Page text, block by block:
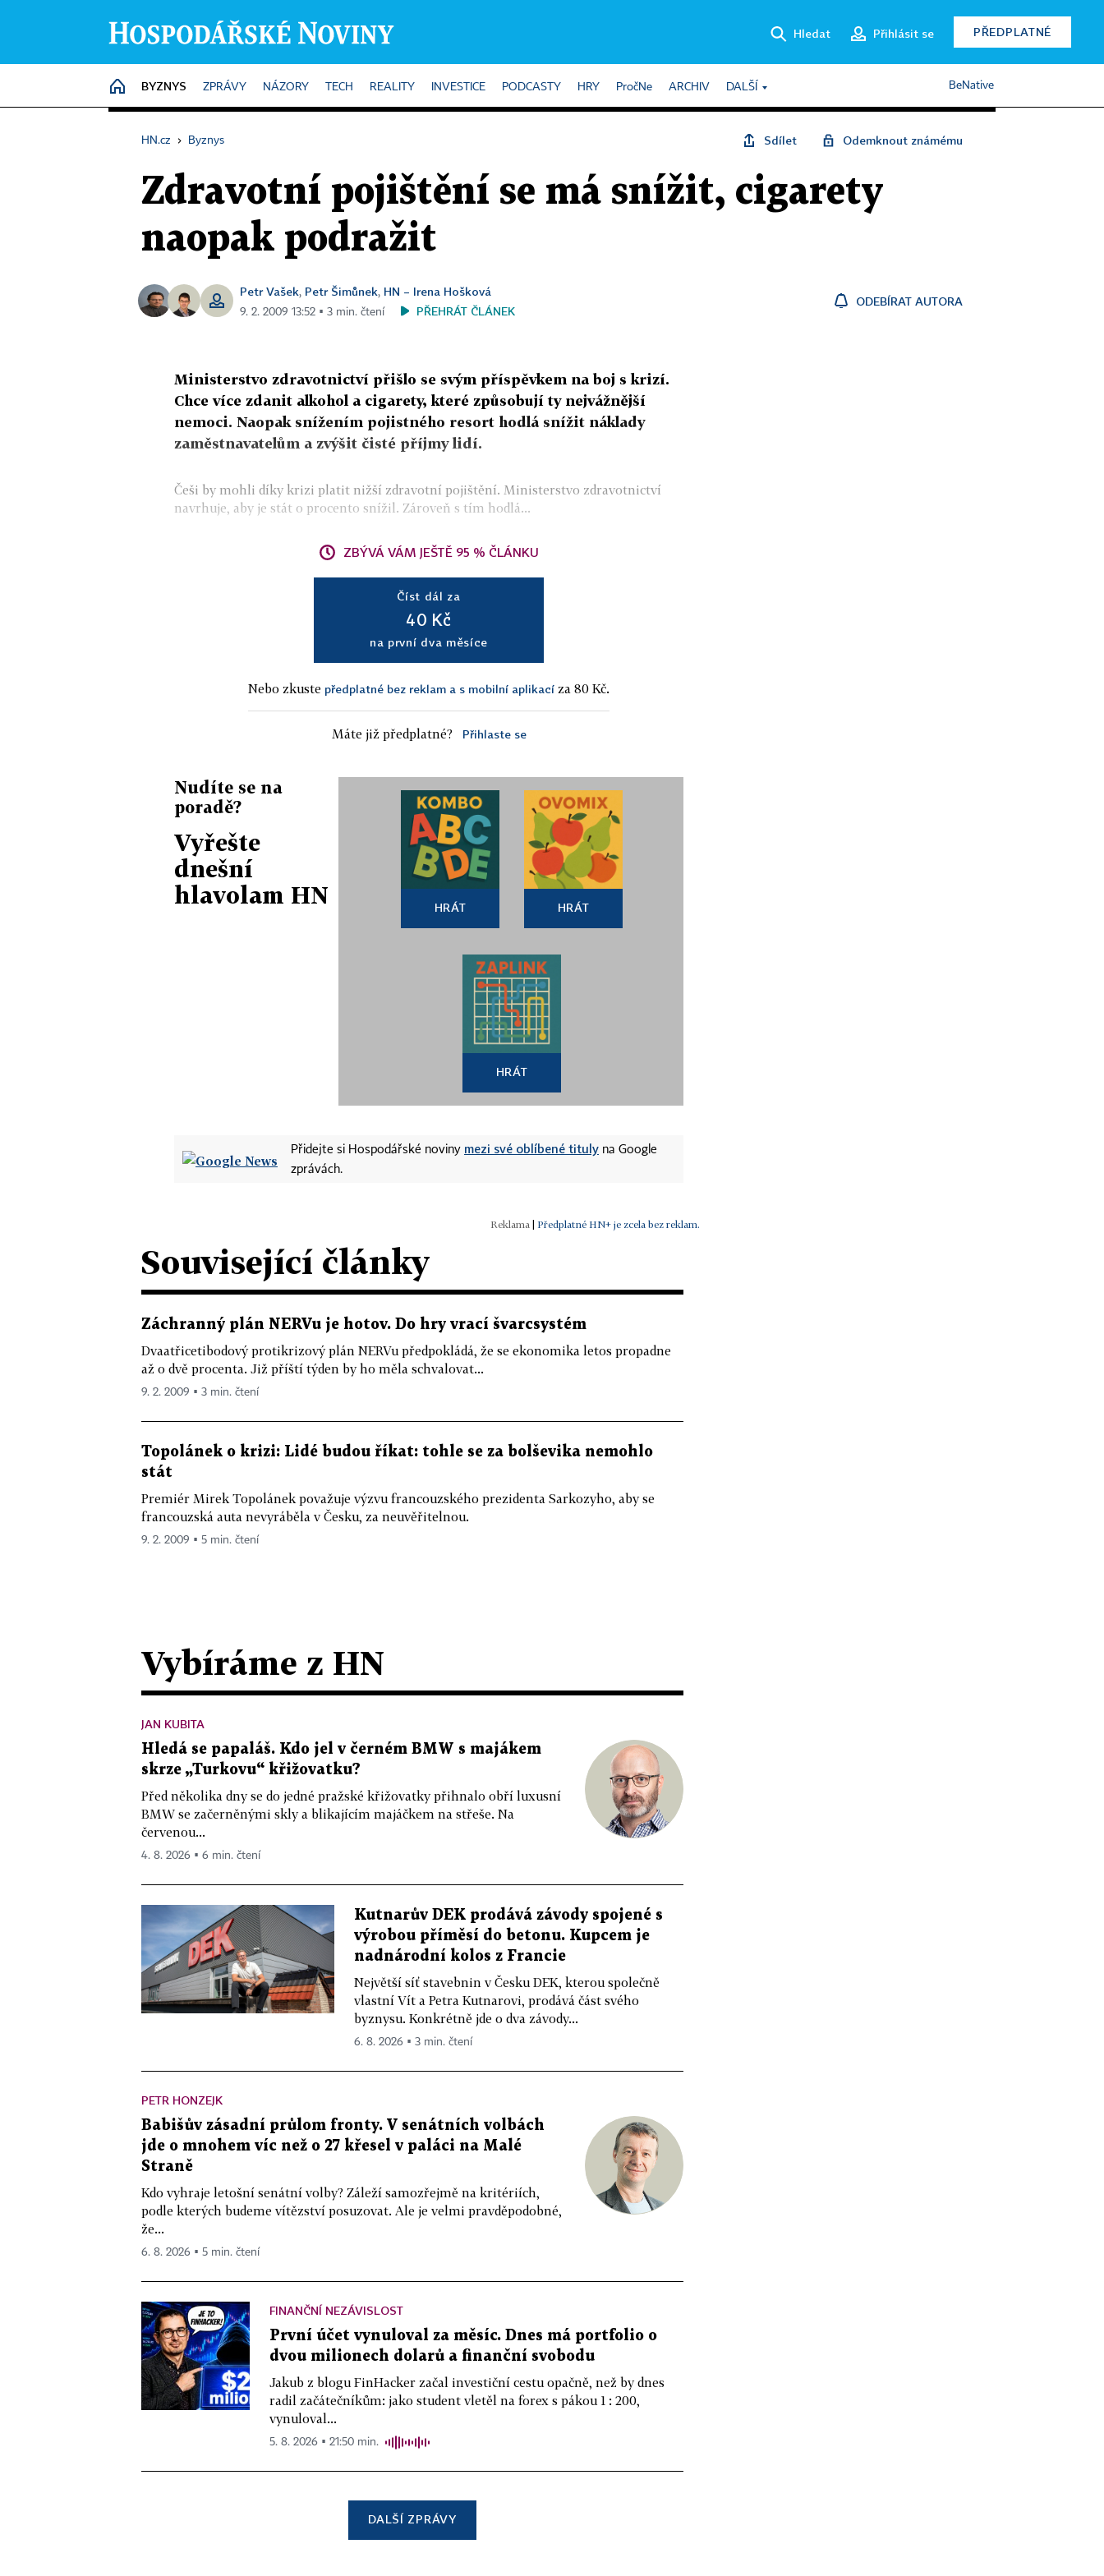
Hledat Přihlásit se PŘEDPLATNÉ
HOME
BYZNYS ZPRÁVY NÁZORY TECH REALITY INVESTICE PODCASTY HRY PročNe ARCHIV DALŠÍ BeNative
HN.cz › Byznys Sdílet Odemknout známému
Zdravotní pojištění se má snížit, cigarety
naopak podražit
Petr Vašek, Petr Šimůnek, HN – Irena Hošková
9. 2. 2009 13:52 ▪ 3 min. čtení PŘEHRÁT ČLÁNEK
ODEBÍRAT AUTORA
Ministerstvo zdravotnictví přišlo se svým příspěvkem na boj s krizí.
Chce více zdanit alkohol a cigarety, které způsobují ty nejvážnější
nemoci. Naopak snížením pojistného resort hodlá snížit náklady
zaměstnavatelům a zvýšit čisté příjmy lidí.
Češi by mohli díky krizi platit nižší zdravotní pojištění. Ministerstvo zdravotnictví
navrhuje, aby je stát o procento snížil. Zároveň s tím hodlá...
ZBÝVÁ VÁM JEŠTĚ 95 % ČLÁNKU
Číst dál za
40 Kč
na první dva měsíce
Nebo zkuste předplatné bez reklam a s mobilní aplikací za 80 Kč.
Máte již předplatné? Přihlaste se
Nudíte se na
poradě?
Vyřešte
dnešní
hlavolam HN
HRÁT HRÁT
HRÁT
Přidejte si Hospodářské noviny mezi své oblíbené tituly na Google
zprávách.
Předplatné HN+ je zcela bez reklam.
Související články
Záchranný plán NERVu je hotov. Do hry vrací švarcsystém
Dvaatřicetibodový protikrizový plán NERVu předpokládá, že se ekonomika letos propadne
až o dvě procenta. Již příští týden by ho měla schvalovat...
9. 2. 2009 ▪ 3 min. čtení
Topolánek o krizi: Lidé budou říkat: tohle se za bolševika nemohlo
stát
Premiér Mirek Topolánek považuje výzvu francouzského prezidenta Sarkozyho, aby se
francouzská auta nevyráběla v Česku, za neuvěřitelnou.
9. 2. 2009 ▪ 5 min. čtení
Vybíráme z HN
JAN KUBITA
Hledá se papaláš. Kdo jel v černém BMW s majákem
skrze „Turkovu“ křižovatku?
Před několika dny se do jedné pražské křižovatky přihnalo obří luxusní
BMW se začerněnými skly a blikajícím majáčkem na střeše. Na
červenou...
4. 8. 2026 ▪ 6 min. čtení
Kutnarův DEK prodává závody spojené s
výrobou příměsí do betonu. Kupcem je
nadnárodní kolos z Francie
Největší síť stavebnin v Česku DEK, kterou společně
vlastní Vít a Petra Kutnarovi, prodává část svého
byznysu. Konkrétně jde o dva závody...
6. 8. 2026 ▪ 3 min. čtení
PETR HONZEJK
Babišův zásadní průlom fronty. V senátních volbách
jde o mnohem víc než o 27 křesel v paláci na Malé
Straně
Kdo vyhraje letošní senátní volby? Záleží samozřejmě na kritériích,
podle kterých budeme vítězství posuzovat. Ale je velmi pravděpodobné,
že...
6. 8. 2026 ▪ 5 min. čtení
FINANČNÍ NEZÁVISLOST
První účet vynuloval za měsíc. Dnes má portfolio o
dvou milionech dolarů a finanční svobodu
Jakub z blogu FinHacker začal investiční cestu opačně, než by dnes
radil začátečníkům: jako student vletěl na forex s pákou 1 : 200,
vynuloval...
5. 8. 2026 ▪ 21:50 min.
DALŠÍ ZPRÁVY